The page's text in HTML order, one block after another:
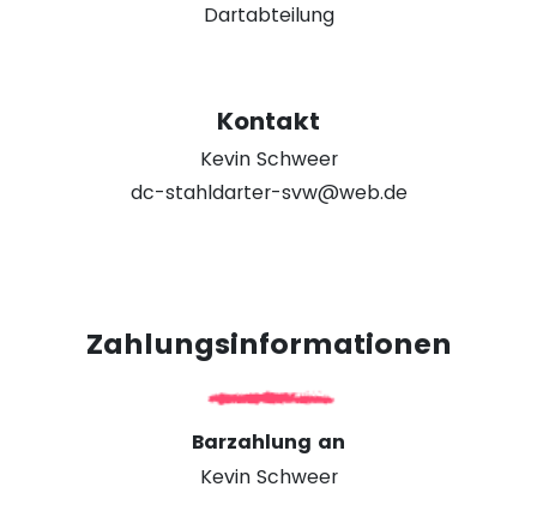
Dartabteilung
Kontakt
Kevin Schweer
dc-stahldarter-svw@web.de
Zahlungsinformationen
Barzahlung an
Kevin Schweer